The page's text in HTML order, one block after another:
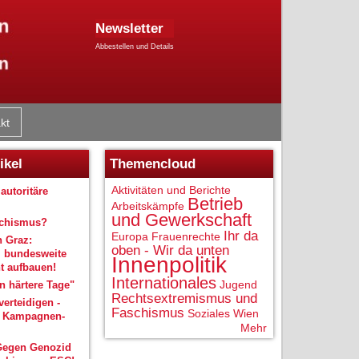
Newsletter
Abbestellen und Details
Graz:
bundesweite
aufbauen!
härtere Tage"
-
Genozid
Themencloud
Aktivitäten und Berichte
Arbeitskämpfe Betrieb
und Gewerkschaft
Europa Frauenrechte Ihr da
oben - Wir da unten
Innenpolitik
Internationales Jugend
Rechtsextremismus und
Faschismus Soziales Wien
Mehr